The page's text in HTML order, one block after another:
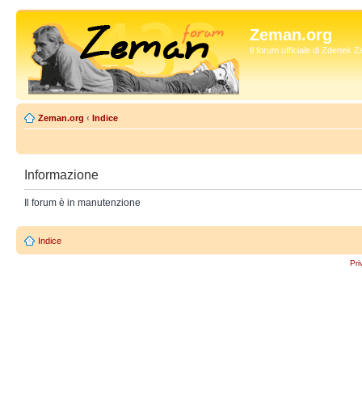
Zeman.org
Il forum ufficiale di Zdenek
Zeman.org ‹ Indice
Informazione
Il forum è in manutenzione
Indice